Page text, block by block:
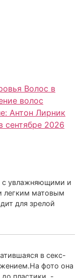
Волос в
волос
Антон Лирник
сентябре 2026
с увлажняющими и
легким матовым
для зрелой
в секс-
фото она
пластики. -